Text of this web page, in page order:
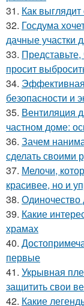
31. Как
32. Госдума
дачные участки
33.
просит
34. Эффективная
безопасности и
35. Вентиляция
частном доме:
36. Зачем
сделать своими
37. Мелочи,
красивее, но и
38. Одиночество
39. Какие
храмах
40.
первые
41. Укрывная
защитить свои
42. Какие